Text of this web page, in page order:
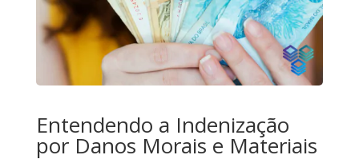
Entendendo a Indenização
por Danos Morais e Materiais